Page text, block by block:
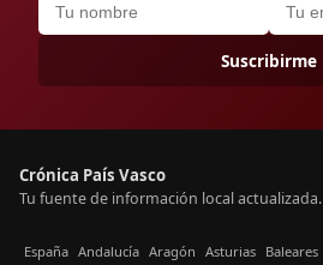
Suscribirme
Crónica País Vasco
Tu fuente de información local actualizada.
España Andalucía Aragón Asturias Baleares